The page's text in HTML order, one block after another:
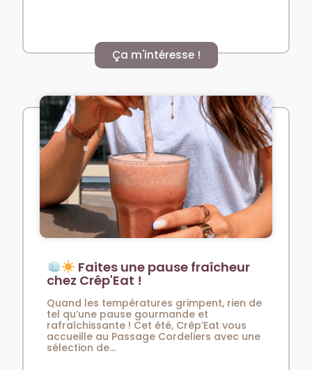
Ça m'intéresse !
Faites une pause fraîcheur
chez Crêp'Eat !
Quand les températures grimpent, rien de
tel qu’une pause gourmande et
rafraîchissante ! Cet été, Crêp’Eat vous
accueille au Passage Cordeliers avec une
sélection de...